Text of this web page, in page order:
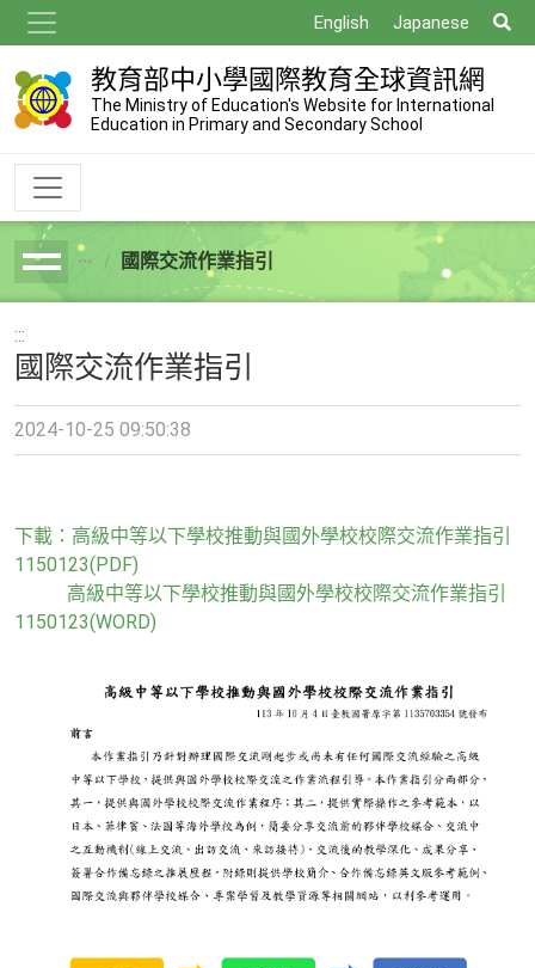
到
主
要
內
English Japanese
尋
教育部中小學國際教育全球資訊網
The Ministry of Education's Website for International
Education in Primary and Secondary School
breadcrumb國際交流作業指引
:::
國際交流作業指引
2024-10-25 09:50:38
下載： 高級中等以下學校推動與國外學校校際交流作業指引
1150123(PDF)
高級中等以下學校推動與國外學校校際交流作業指引
1150123(WORD)